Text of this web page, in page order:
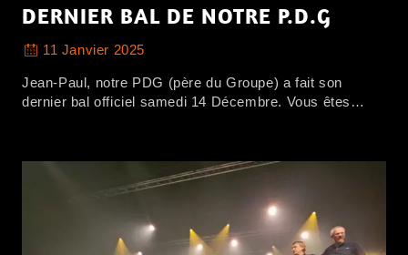
DERNIER BAL DE NOTRE P.D.G
11 Janvier 2025
Jean-Paul, notre PDG (père du Groupe) a fait son
dernier bal officiel samedi 14 Décembre. Vous êtes…